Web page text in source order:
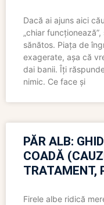
Dacă ai ajuns aici
„chiar
sănătos. Piața de
exagerate, așa că
dai banii. Îți
nimic. Ce face și
PĂR ALB:
COADĂ
TRATAMENT,
Firele albe ridică